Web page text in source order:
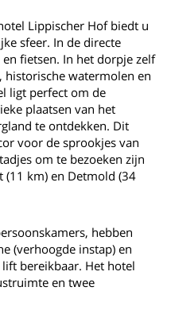
Lippischer Hof biedt u
sfeer. In de directe
fietsen. In het dorpje zelf
historische watermolen en
ligt perfect om de
plaatsen van het
te ontdekken. Dit
voor de sprookjes van
om te bezoeken zijn
(11 km) en Detmold (34
hebben
(verhoogde instap) en
bereikbaar. Het hotel
en twee